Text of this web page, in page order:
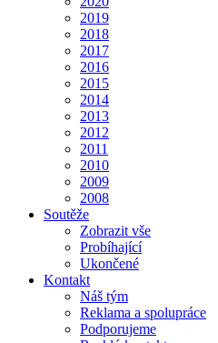
2019
2018
2017
2016
2015
2014
2013
2012
2011
2010
2009
2008
Soutěže
Zobrazit vše
Probíhající
Ukončené
Kontakt
Náš tým
Reklama a spolupráce
Podporujeme